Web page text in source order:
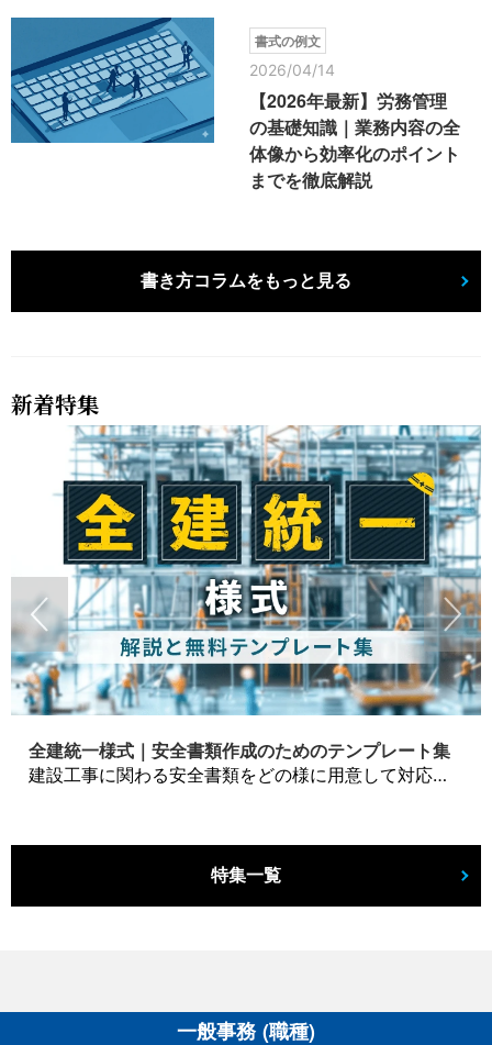
書式の例文
2026/04/14
【2026年最新】労務管理
の基礎知識｜業務内容の全
体像から効率化のポイント
までを徹底解説
書き方コラムをもっと見る
新着特集
全建統一様式｜安全書類作成のためのテンプレート集
建設工事に関わる安全書類をどの様に用意して対応するか？関連書式テンプレートから書き方の注意点などの役立つコラムをbizoceanがお届けします。
特集一覧
一般事務 (職種)